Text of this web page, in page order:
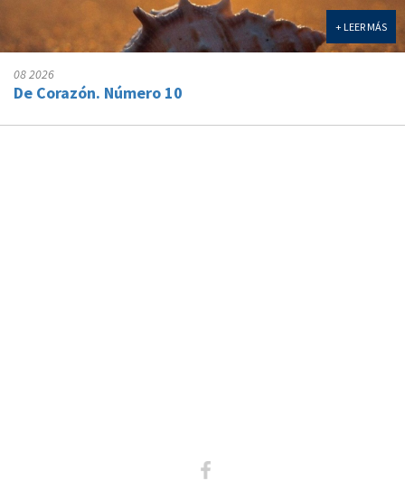
+ LEER MÁS
08 2026
De Corazón. Número 10